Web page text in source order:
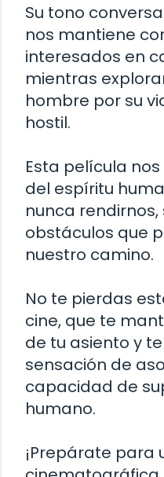
Su tono
nos mantiene
interesados en
mientras
hombre por su
hostil.
Esta película
del espíritu
nunca
obstáculos que
nuestro camino.
No te pierdas
cine, que te
de tu asiento y
sensación de
capacidad de
humano.
¡Prepárate para